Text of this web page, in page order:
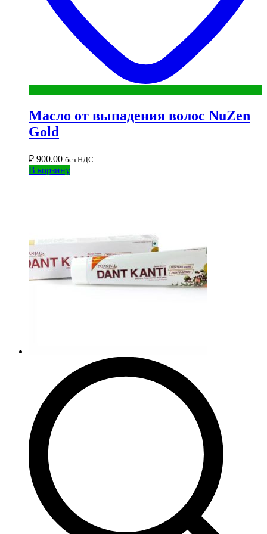
Масло от выпадения волос NuZen
Gold
₽ 900.00 без НДС
В корзину